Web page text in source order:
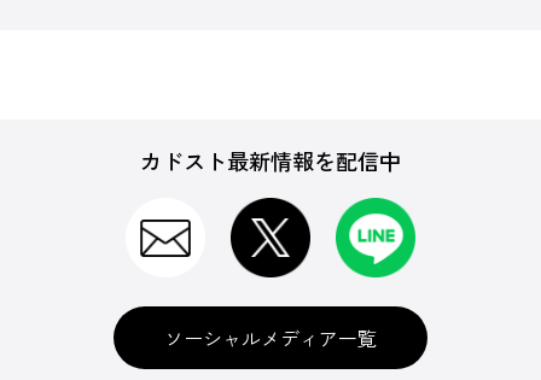
カドスト最新情報を配信中
ソーシャルメディア一覧